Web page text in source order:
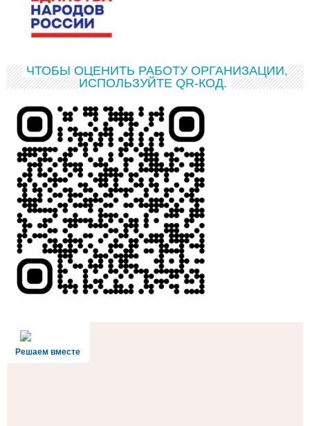
ЧТОБЫ ОЦЕНИТЬ РАБОТУ ОРГАНИЗАЦИИ,
ИСПОЛЬЗУЙТЕ QR-КОД.
Решаем вместе